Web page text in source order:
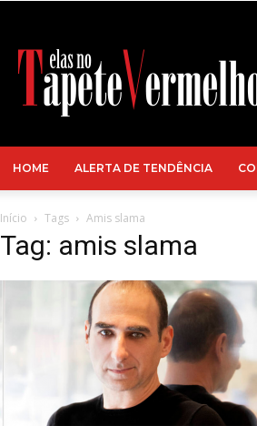
HOME ALERTA DE TENDÊNCIA
Início Tags Amis slama
Tag: amis slama